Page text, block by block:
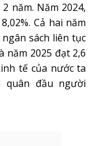
năm. Năm 2024,
Cả hai năm
sách liên tục
năm 2025 đạt 2,6
tế của nước ta
quân đầu người